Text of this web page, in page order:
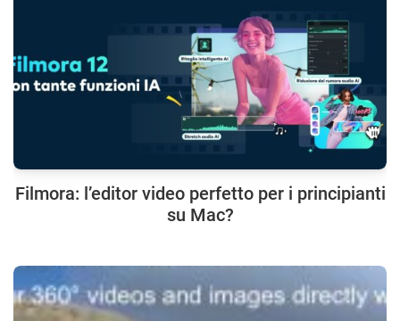
Filmora: l’editor video perfetto per i principianti
su Mac?